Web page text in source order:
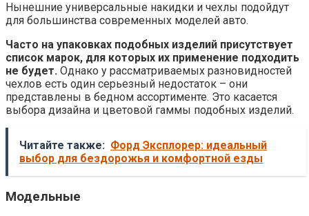
Нынешние универсальные накидки и чехлы подойдут
для большинства современных моделей авто.
Часто на упаковках подобных изделий присутствует
список марок, для которых их применение подходить
не будет. Однако у рассматриваемых разновидностей
чехлов есть один серьезный недостаток – они
представлены в бедном ассортименте. Это касается
выбора дизайна и цветовой гаммы подобных изделий.
Читайте также: Форд Эксплорер: идеальный
выбор для бездорожья и комфортной езды
Модельные